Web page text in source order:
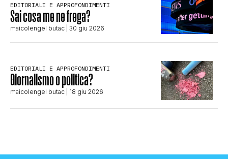
EDITORIALI E APPROFONDIMENTI
Sai cosa me ne frega?
maicolengel butac | 30 giu 2026
EDITORIALI E APPROFONDIMENTI
Giornalismo o politica?
maicolengel butac | 18 giu 2026